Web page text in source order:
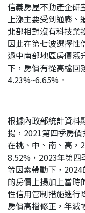
信義房屋不動產企研
上漲主要受到通膨、
北部相對沒有科技業
因此在第七波選擇性
過中南部地區房價漲
下，房價有從高檔回
4.23%~6.65%。
根據內政部統計資料
揚，2021第四季房
在桃、中、南、高，
8.52%，2023年第四
等因素帶動下，
的房價上揚加上當時
性信用管制措施進行
房價高檔修正，年減